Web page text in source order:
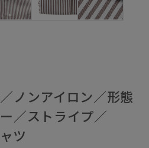
ノンアイロン／形態
／ストライプ／
ツ